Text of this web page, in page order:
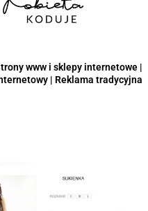
www i sklepy internetowe |
| Reklama tradycyjna